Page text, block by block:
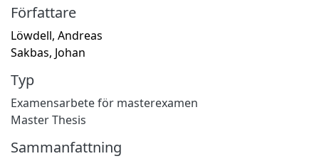
Författare
Löwdell, Andreas
Sakbas, Johan
Typ
Examensarbete för masterexamen
Master Thesis
Sammanfattning